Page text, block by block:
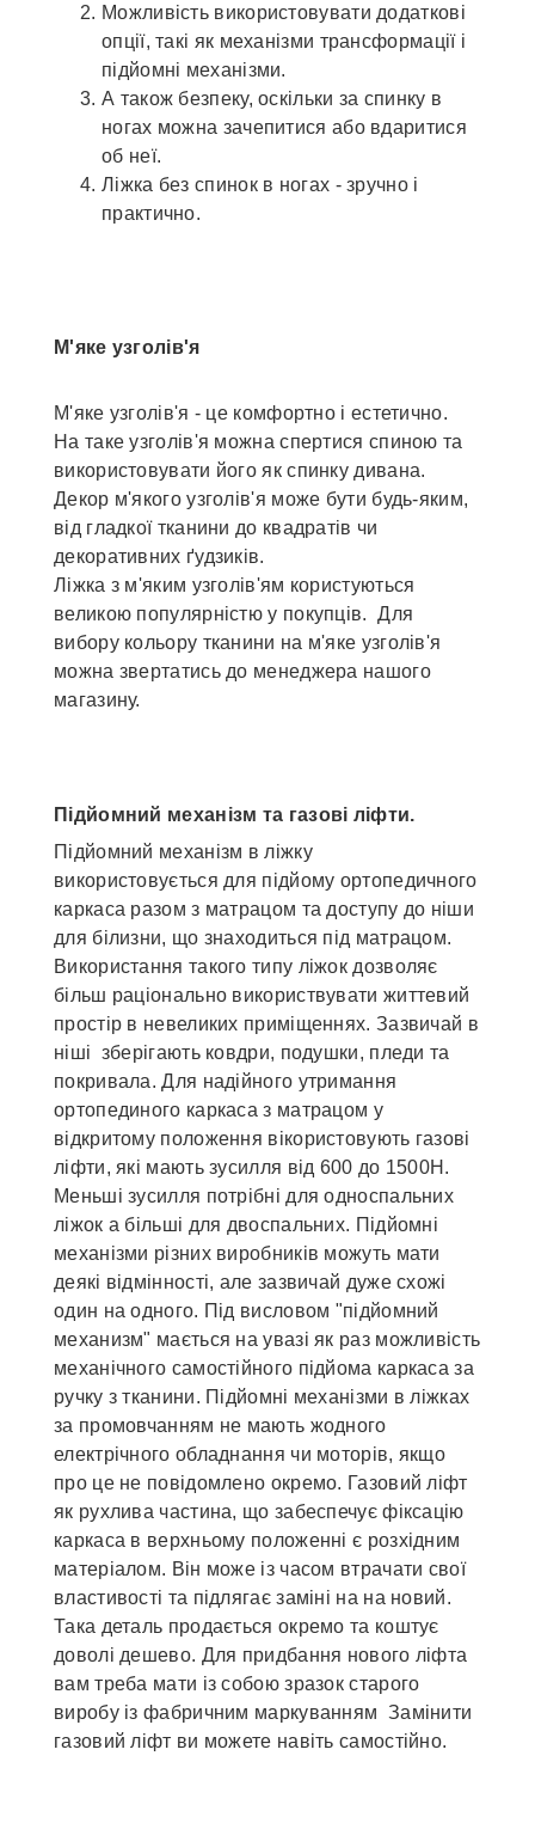
Можливість використовувати додаткові
опції, такі як механізми трансформації і
підйомні механізми.
А також безпеку, оскільки за спинку в
ногах можна зачепитися або вдаритися
об неї.
Ліжка без спинок в ногах - зручно і
практично.
М'яке узголів'я
М'яке узголів'я - це комфортно і естетично.
На таке узголів'я можна спертися спиною та
використовувати його як спинку дивана.
Декор м'якого узголів'я може бути будь-яким,
від гладкої тканини до квадратів чи
декоративних ґудзиків.
Ліжка з м'яким узголів'ям користуються
великою популярністю у покупців. Для
вибору кольору тканини на м'яке узголів'я
можна звертатись до менеджера нашого
магазину.
Підйомний механізм та газові ліфти.
Підйомний механізм в ліжку
використовується для підйому ортопедичного
каркаса разом з матрацом та доступу до ніши
для білизни, що знаходиться під матрацом.
Використання такого типу ліжок дозволяє
більш раціонально використвувати життевий
простір в невеликих приміщеннях. Зазвичай в
ніші зберігають ковдри, подушки, пледи та
покривала. Для надійного утримання
ортопединого каркаса з матрацом у
відкритому положення вікористовують газові
ліфти, які мають зусилля від 600 до 1500Н.
Меньші зусилля потрібні для односпальних
ліжок а більші для двоспальних. Підйомні
механізми різних виробників можуть мати
деякі відмінності, але зазвичай дуже схожі
один на одного. Під висловом "підйомний
механизм" мається на увазі як раз можливість
механічного самостійного підйома каркаса за
ручку з тканини. Підйомні механізми в ліжках
за промовчанням не мають жодного
електрічного обладнання чи моторів, якщо
про це не повідомлено окремо. Газовий ліфт
як рухлива частина, що забеспечує фіксацію
каркаса в верхньому положенні є розхідним
матеріалом. Він може із часом втрачати свої
властивості та підлягає заміні на на новий.
Така деталь продається окремо та коштує
доволі дешево. Для придбання нового ліфта
вам треба мати із собою зразок старого
виробу із фабричним маркуванням Замінити
газовий ліфт ви можете навіть самостійно.